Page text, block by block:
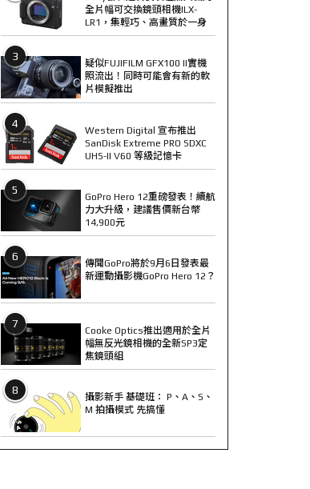
全片幅可交換鏡頭相機ILX-
LR1，集輕巧、高畫質於一身
3
疑似FUJIFILM GFX100 II實機
照流出！同時可能會有新的軟
片模擬推出
4
Western Digital 宣布推出
SanDisk Extreme PRO SDXC
UHS-II V60 等級記憶卡
5
GoPro Hero 12重磅發表！續航
力大升級，建議售價新台幣
14,900元
6
傳聞GoPro將於9月6日發表最
新運動攝影機GoPro Hero 12？
7
Cooke Optics推出適用於全片
幅無反光鏡相機的全新SP3定
焦鏡頭組
8
攝影新手 基礎班： P、A、S、
M 拍攝模式 先搞懂